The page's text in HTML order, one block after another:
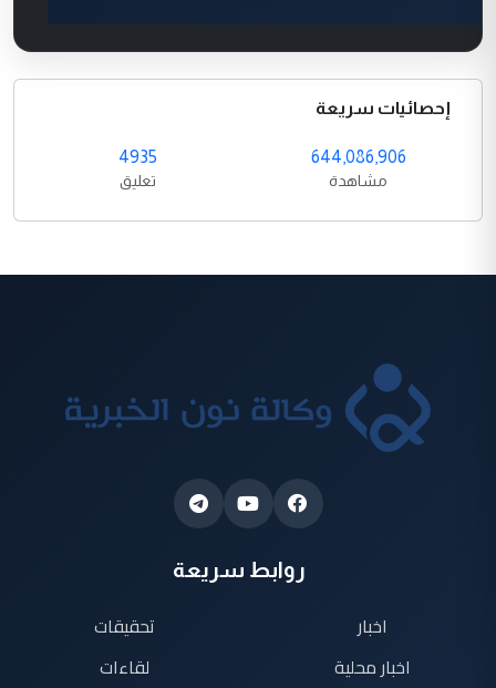
إحصائيات سريعة
644,086,906
مشاهدة
4935
تعليق
روابط سريعة
اخبار
اخبار محلية
تحقيقات
لقاءات